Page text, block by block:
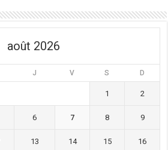
août 2026
J V S D
1 2
6 7 8 9
13 14 15 16